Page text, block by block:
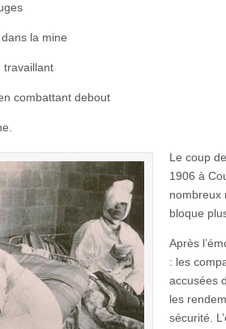
la mine
travaillant
combattant debout
Le coup
1906 à
nombreux
bloque
Après
: les
accusées
les
sécurité.